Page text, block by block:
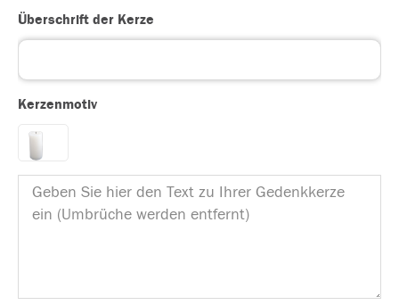
Überschrift der Kerze
Kerzenmotiv